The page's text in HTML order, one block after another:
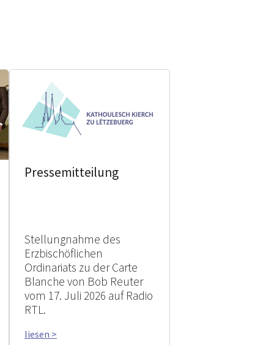
Pressemitteilung
Stellungnahme des
Erzbischöflichen
Ordinariats zu der Carte
Blanche von Bob Reuter
vom 17. Juli 2026 auf Radio
RTL.
liesen >